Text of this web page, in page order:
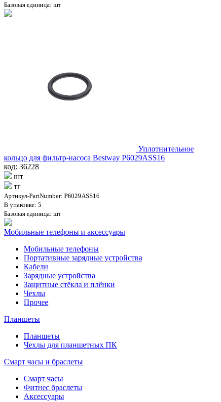
Базовая единица: шт
Уплотнительное
кольцо для фильтр-насоса Bestway P6029ASS16
код: 36228
шт
тг
Артикул-PartNumber: P6029ASS16
В упаковке: 5
Базовая единица: шт
Мобильные телефоны и аксессуары
Мобильные телефоны
Портативные зарядные устройства
Кабели
Зарядные устройства
Защитные стёкла и плёнки
Чехлы
Прочее
Планшеты
Планшеты
Чехлы для планшетных ПК
Смарт часы и браслеты
Смарт часы
Фитнес браслеты
Аксессуары